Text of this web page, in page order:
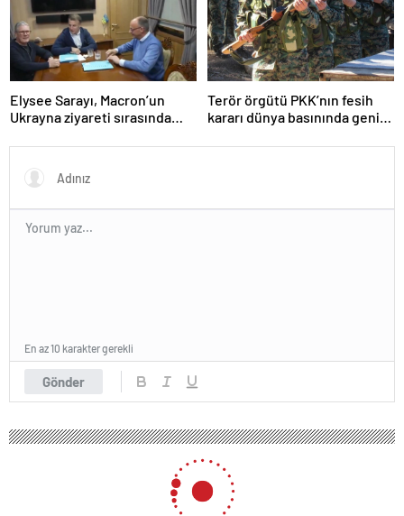
Elysee Sarayı, Macron’un
Ukrayna ziyareti sırasında
iddiasını yalanladı
Terör örgütü PKK’nın fesih
kararı dünya basınında geniş
Gönder
En az 10 karakter gerekli